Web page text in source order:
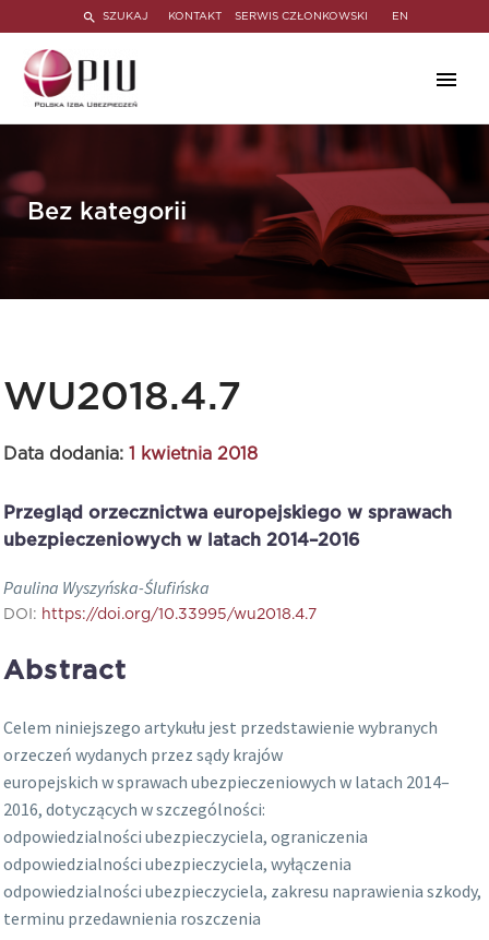
SZUKAJ KONTAKT SERWIS CZŁONKOWSKI EN
Bez kategorii
WU2018.4.7
Data dodania: 1 kwietnia 2018
Przegląd orzecznictwa europejskiego w sprawach
ubezpieczeniowych w latach 2014–2016
Paulina Wyszyńska-Ślufińska
DOI: https://doi.org/10.33995/wu2018.4.7
Abstract
Celem niniejszego artykułu jest przedstawienie wybranych
orzeczeń wydanych przez sądy krajów
europejskich w sprawach ubezpieczeniowych w latach 2014–
2016, dotyczących w szczególności:
odpowiedzialności ubezpieczyciela, ograniczenia
odpowiedzialności ubezpieczyciela, wyłączenia
odpowiedzialności ubezpieczyciela, zakresu naprawienia szkody,
terminu przedawnienia roszczenia